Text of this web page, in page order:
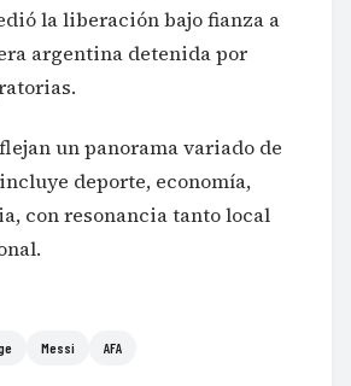
la liberación bajo fianza a
argentina detenida por
un panorama variado de
deporte, economía,
con resonancia tanto local
Messi AFA